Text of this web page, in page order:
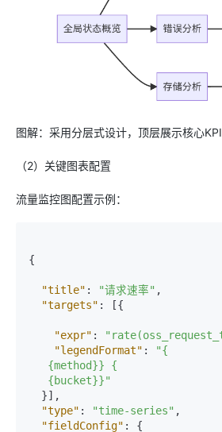
图解：采用分层式设计，顶层展示核心
（2）关键图表配置
流量监控图配置示例：
{
"title" : "请求速率" ,
"targets" : [{
"expr" :
"legendFormat" :
"{
   {bucket}}"
}] ,
"type" : "time-series" ,
"fieldConfig" : {